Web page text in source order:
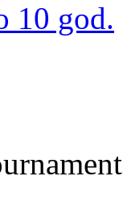
10 god.